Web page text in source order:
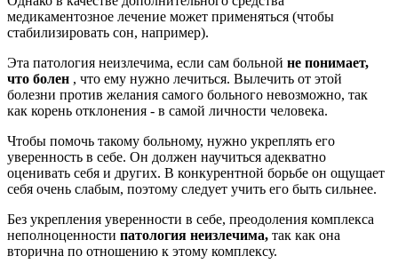
медикаментозное лечение может применяться (чтобы
стабилизировать сон, например).
Эта патология неизлечима, если сам больной не понимает,
что болен , что ему нужно лечиться. Вылечить от этой
болезни против желания самого больного невозможно, так
как корень отклонения - в самой личности человека.
Чтобы помочь такому больному, нужно укреплять его
уверенность в себе. Он должен научиться адекватно
оценивать себя и других. В конкурентной борьбе он ощущает
себя очень слабым, поэтому следует учить его быть сильнее.
Без укрепления уверенности в себе, преодоления комплекса
неполноценности патология неизлечима, так как она
вторична по отношению к этому комплексу.